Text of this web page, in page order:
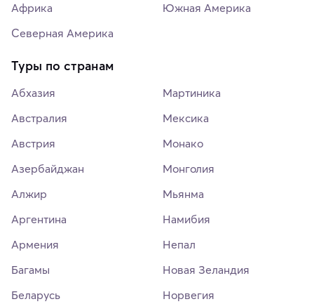
Африка
Северная Америка
Южная Америка
Туры по странам
Абхазия
Австралия
Австрия
Азербайджан
Алжир
Аргентина
Армения
Багамы
Беларусь
Мартиника
Мексика
Монако
Монголия
Мьянма
Намибия
Непал
Новая Зеландия
Норвегия